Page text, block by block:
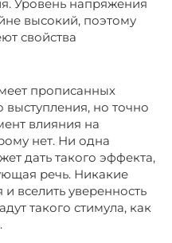
Уровень напряжения
высокий, поэтому
свойства
прописанных
выступления, но точно
влияния на
нет. Ни одна
дать такого эффекта,
речь. Никакие
вселить уверенность
такого стимула, как